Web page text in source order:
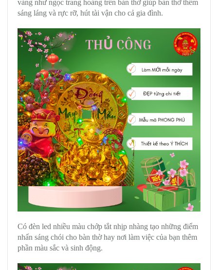
vàng như ngọc trang hoàng trên bàn thờ giúp bàn thờ thêm
sáng láng và rực rỡ, hút tài vận cho cả gia đình.
Có đèn led nhiều màu chớp tắt nhịp nhàng tạo những điểm
nhấn sáng chói cho bàn thờ hay nơi làm việc của bạn thêm
phần màu sắc và sinh động.